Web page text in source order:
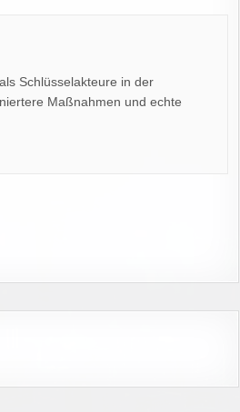
Schlüsselakteure in der
Maßnahmen und echte